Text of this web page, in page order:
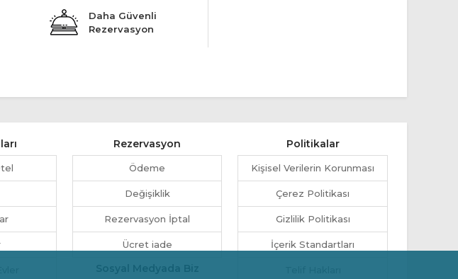
Daha Güvenli
Rezervasyon
Rezervasyon
Ödeme
Değişiklik
Rezervasyon İptal
Ücret iade
Politikalar
Kişisel Verilerin Korunması
Çerez Politikası
Gizlilik Politikası
İçerik Standartları